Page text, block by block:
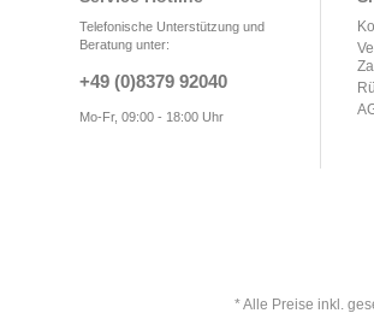
Telefonische Unterstützung und
Beratung unter:
+49 (0)8379 92040
Mo-Fr, 09:00 - 18:00 Uhr
* Alle Preise inkl.